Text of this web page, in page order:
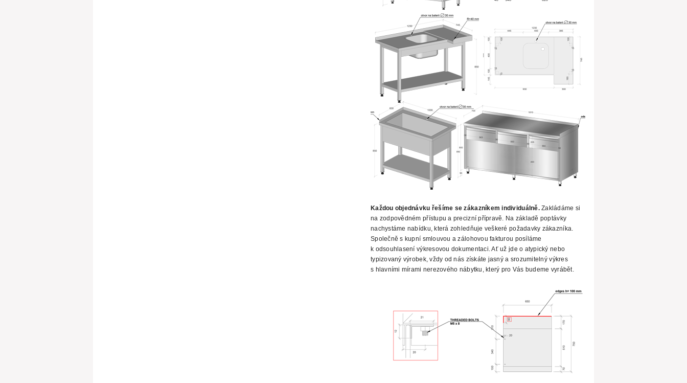
Každou objednávku řešíme se zákazníkem individuálně.Zakládáme si
na zodpovědném přístupu a precizní přípravě. Na základě poptávky
nachystáme nabídku, která zohledňuje veškeré požadavky zákazníka.
Společně s kupní smlouvou a zálohovou fakturou posíláme
k odsouhlasení výkresovou dokumentaci. Ať už jde o atypický nebo
typizovaný výrobek, vždy od nás získáte jasný a srozumitelný výkres
s hlavními mírami nerezového nábytku, který pro Vás budeme vyrábět.